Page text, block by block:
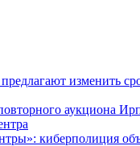
изменить
аукциона
киберполиция